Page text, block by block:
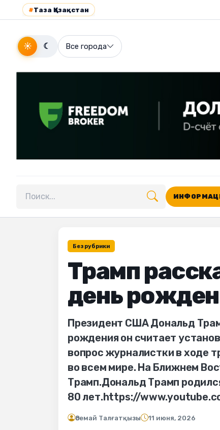
#Таза Қазақстан
☀ ☾ Все города
Поиск по сайту
Без рубрики
Трамп
день
Президент США Дональд
рождения он считает
вопрос журналистки в ходе
во всем мире. На Ближнем
Трамп.Дональд Трамп
80 лет.https://
Әсемай Талғатқызы 11 июня, 2026